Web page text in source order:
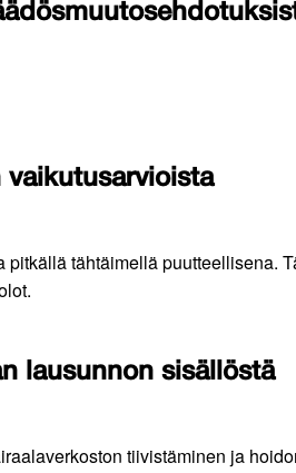
vaikutusarvioista
tähtäimellä puutteellisena.
lausunnon sisällöstä
tiivistäminen ja